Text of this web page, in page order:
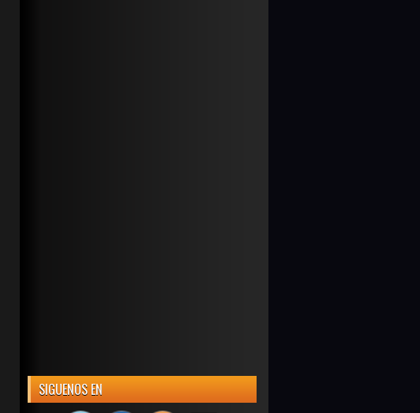
SIGUENOS EN